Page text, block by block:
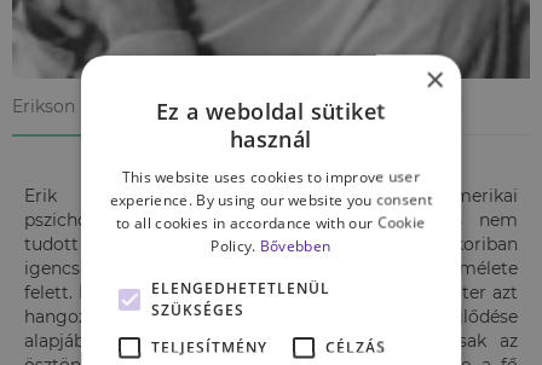
Erikson másképp vélekedett a fejlődésről, mint Freud
Erik H. Erikson (1902 – 1994) német-amerikai
pszichoanalitikus és neves fejlődéspszichológus nem
tudott napirendre térni Sigmund Freud akkoriban
igencsak közkedvelt pszichoszexuális fejlődéselmélete
felett. Ezen teóriájában ugyanis az osztrák pszichiáter azt
hangoztatta, hogy az emberi személyiség fejlődése
alapjában véve serdülőkorig tart, s addig is csak az
×
Ez a weboldal sütiket
használ
This website uses cookies to improve user
experience. By using our website you consent
to all cookies in accordance with our Cookie
Policy. Bővebben
ELENGEDHETETLENÜL
SZÜKSÉGES
TELJESÍTMÉNY
CÉLZÁS